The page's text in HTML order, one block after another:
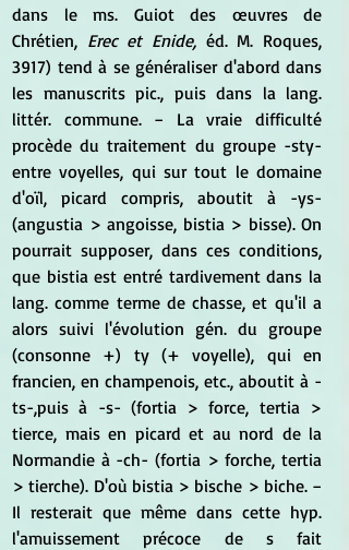
dans le ms. Guiot des œuvres de
Chrétien, Erec et Enide, éd. M. Roques,
3917) tend à se généraliser d'abord dans
les manuscrits pic., puis dans la lang.
littér. commune. − La vraie difficulté
procède du traitement du groupe -sty-
entre voyelles, qui sur tout le domaine
d'oïl, picard compris, aboutit à -ys-
(angustia > angoisse, bistia > bisse). On
pourrait supposer, dans ces conditions,
que bistia est entré tardivement dans la
lang. comme terme de chasse, et qu'il a
alors suivi l'évolution gén. du groupe
(consonne +) ty (+ voyelle), qui en
francien, en champenois, etc., aboutit à -
ts-,puis à -s- (fortia > force, tertia >
tierce, mais en picard et au nord de la
Normandie à -ch- (fortia > forche, tertia
> tierche). D'où bistia > bische > biche. −
Il resterait que même dans cette hyp.
l'amuissement précoce de s fait